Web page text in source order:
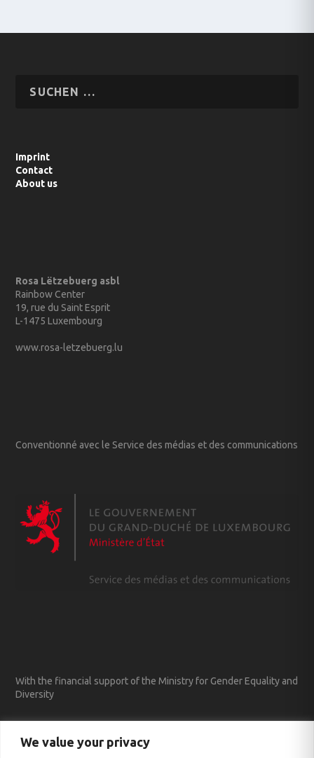
We value your privacy
Imprint
Contact
About us
Rosa Lëtzebuerg asbl
Rainbow Center
19, rue du Saint Esprit
L-1475 Luxembourg
www.rosa-letzebuerg.lu
Conventionné avec le Service des médias et des communications
With the financial support of the Ministry for Gender Equality and
Diversity